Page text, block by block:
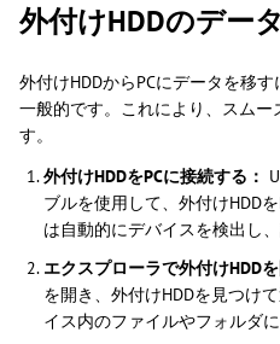
外付けHDDのデー
外付けHDDからPCにデータを移
一般的です。これにより、スム
す。
外付けHDDをPCに接続する：
ブルを使用して、外付けHDD
は自動的にデバイスを検出し
エクスプローラで外付けHDDを
を開き、外付けHDDを見つけ
イス内のファイルやフォルダ